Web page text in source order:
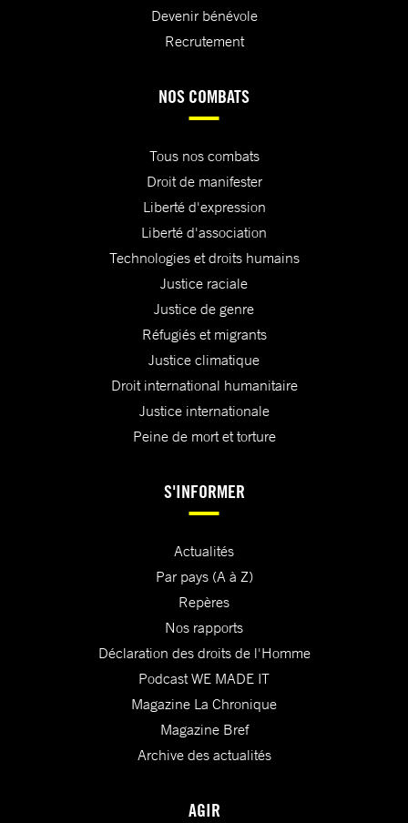
Devenir bénévole
Recrutement
NOS COMBATS
Tous nos combats
Droit de manifester
Liberté d'expression
Liberté d'association
Technologies et droits humains
Justice raciale
Justice de genre
Réfugiés et migrants
Justice climatique
Droit international humanitaire
Justice internationale
Peine de mort et torture
S'INFORMER
Actualités
Par pays (A à Z)
Repères
Nos rapports
Déclaration des droits de l'Homme
Podcast WE MADE IT
Magazine La Chronique
Magazine Bref
Archive des actualités
AGIR